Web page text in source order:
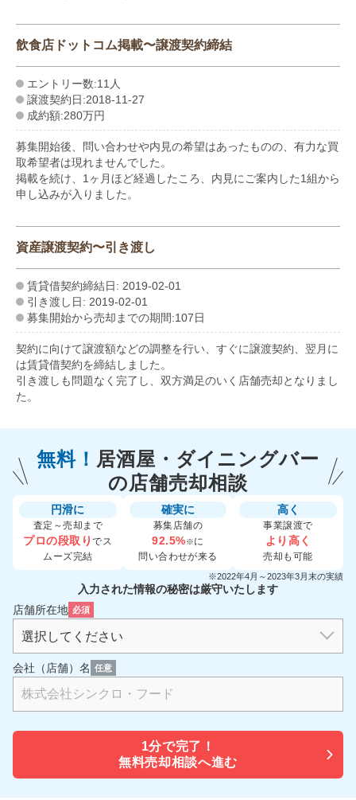
飲食店ドットコム掲載〜譲渡契約締結
エントリー数:11人
譲渡契約日:2018-11-27
成約額:280万円
募集開始後、問い合わせや内見の希望はあったものの、有力な買
取希望者は現れませんでした。
掲載を続け、1ヶ月ほど経過したころ、内見にご案内した1組から
申し込みが入りました。
資産譲渡契約〜引き渡し
賃貸借契約締結日: 2019-02-01
引き渡し日: 2019-02-01
募集開始から売却までの期間:107日
契約に向けて譲渡額などの調整を行い、すぐに譲渡契約、翌月に
は賃貸借契約を締結しました。
引き渡しも問題なく完了し、双方満足のいく店舗売却となりまし
た。
無料！ 居酒屋・ダイニングバー
の店舗売却相談
円滑に
査定～売却まで
プロの段取りでス
ムーズ完結
確実に
募集店舗の
92.5%※に
問い合わせが来る
高く
事業譲渡で
より高く
売却も可能
※2022年4月～2023年3月末の実績
入力された情報の秘密は厳守いたします
店舗所在地 必須
会社（店舗）名 任意
1分で完了！
無料売却相談へ進む